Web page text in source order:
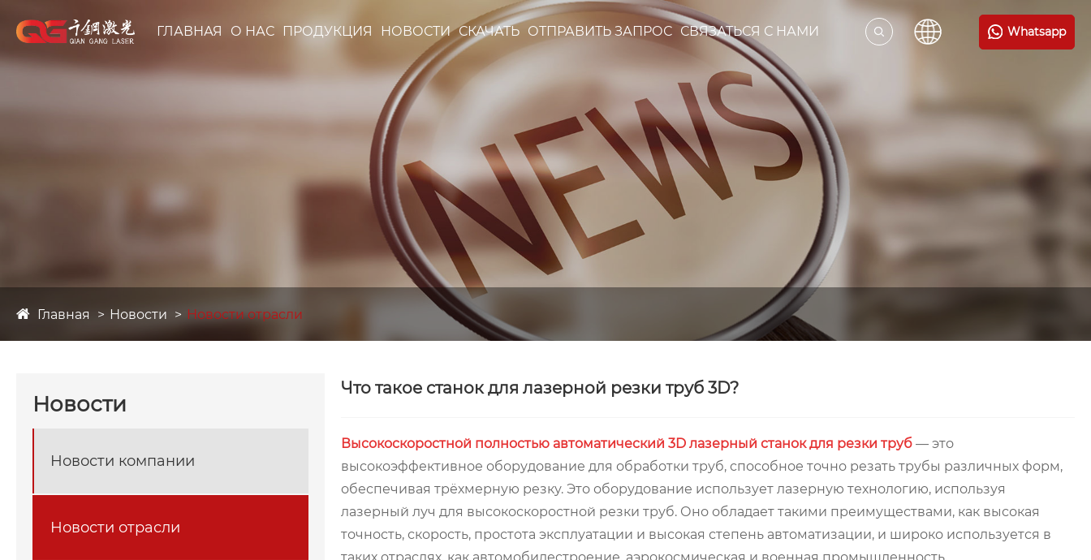
ГЛАВНАЯ О НАС ПРОДУКЦИЯ НОВОСТИ СКАЧАТЬ ОТПРАВИТЬ ЗАПРОС СВЯЗАТЬСЯ С НАМИ Whatsapp
Главная Новости Новости отрасли
Новости
Новости компании
Новости отрасли
Что такое станок для лазерной резки труб 3D?
Высокоскоростной полностью автоматический 3D лазерный станок для резки труб — это
высокоэффективное оборудование для обработки труб, способное точно резать трубы различных форм,
обеспечивая трёхмерную резку. Это оборудование использует лазерную технологию, используя
лазерный луч для высокоскоростной резки труб. Оно обладает такими преимуществами, как высокая
точность, скорость, простота эксплуатации и высокая степень автоматизации, и широко используется в